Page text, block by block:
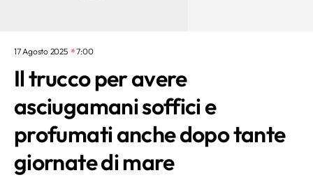
17 Agosto 2025 7:00
Il trucco per avere
asciugamani soffici e
profumati anche dopo tante
giornate di mare